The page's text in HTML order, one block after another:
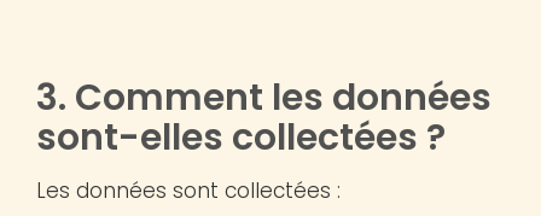
3. Comment les données
sont-elles collectées ?
Les données sont collectées :